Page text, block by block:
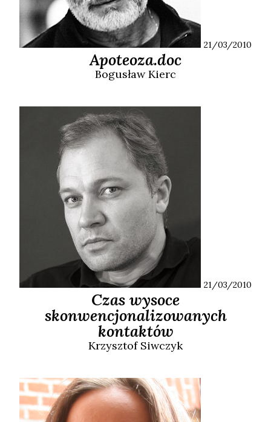
21/03/2010
Apoteoza.doc
BogusławKierc
21/03/2010
Czas wysoce
skonwencjonalizowanych
kontaktów
KrzysztofSiwczyk